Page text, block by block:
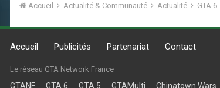
Accueil Actualité & Communauté Actualité GTA 6
Accueil Publicités Partenariat Contact
Le réseau GTA Network France
GTANF GTA 6 GTA 5 GTAMulti Chinatown Wars